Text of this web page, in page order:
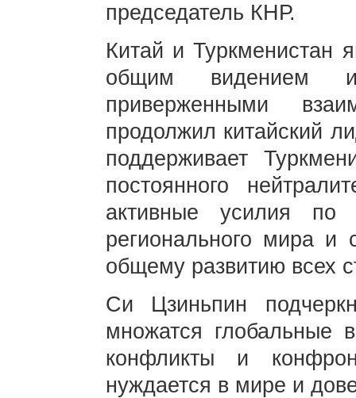
председатель КНР.
Китай и Туркменистан
общим видением
приверженными
продолжил китайский
поддерживает
постоянного
активные усилия по
регионального мира и
общему развитию всех
Си Цзиньпин
множатся глобальные
конфликты и
нуждается в мире и